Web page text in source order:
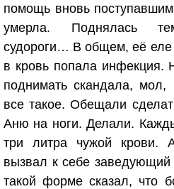
помощь вновь
умерла. Поднялась
судороги… В общем, её еле
в кровь попала инфекция.
поднимать скандала, мол,
все такое. Обещали
Аню на ноги. Делали.
три литра чужой крови.
вызвал к себе заведующий
такой форме сказал, что